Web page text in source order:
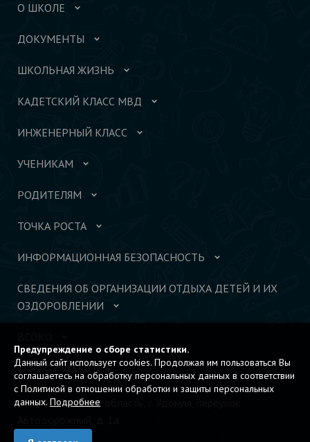
О ШКОЛЕ
ДОКУМЕНТЫ
ШКОЛЬНАЯ ЖИЗНЬ
КАДЕТСКИЙ КЛАСС МВД
ИНЖЕНЕРНЫЙ КЛАСС
УЧЕНИКАМ
РОДИТЕЛЯМ
ТОЧКА РОСТА
ИНФОРМАЦИОННАЯ БЕЗОПАСНОСТЬ
СВЕДЕНИЯ ОБ ОРГАНИЗАЦИИ ОТДЫХА ДЕТЕЙ И ИХ
ОЗДОРОВЛЕНИИ
© МБОУ УСОШ №4
Контакты
171842, Тверская область, г. Удомля, переулок
Предупреждение о сборе статистики.
Данный сайт использует cookies. Продолжая им пользоваться Вы
соглашаетесь на обработку персональных данных в соответствии
с Политикой в отношении обработки и защиты персональных
данных. Подробнее